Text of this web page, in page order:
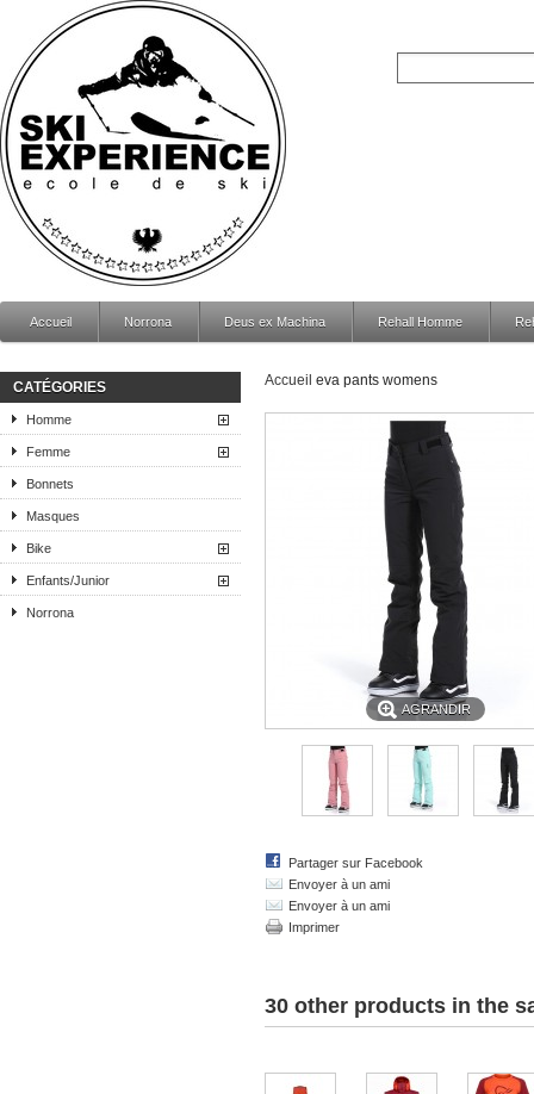
Accueil Norrona Deus ex Machina Rehall Homme
CATÉGORIES
Homme
Femme
Bonnets
Masques
Bike
Enfants/Junior
Norrona
Accueil eva pants womens
AGRANDIR
Partager sur Facebook
Envoyer à un ami
Envoyer à un ami
Imprimer
30 other products in the